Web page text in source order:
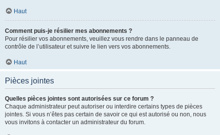
Haut
Comment puis-je résilier mes abonnements ?
Pour résilier vos abonnements, veuillez vous rendre dans le panneau de
contrôle de l’utilisateur et suivre le lien vers vos abonnements.
Haut
Pièces jointes
Quelles pièces jointes sont autorisées sur ce forum ?
Chaque administrateur peut autoriser ou interdire certains types de pièces
jointes. Si vous n’êtes pas certain de savoir ce qui est autorisé ou non, nous
vous invitons à contacter un administrateur du forum.